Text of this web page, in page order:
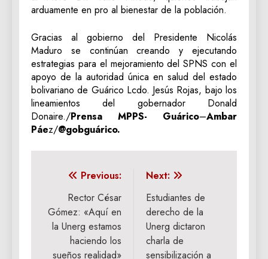
arduamente en pro al bienestar de la población.
Gracias al gobierno del Presidente Nicolás
Maduro se continúan creando y ejecutando
estrategias para el mejoramiento del SPNS con el
apoyo de la autoridad única en salud del estado
bolivariano de Guárico Lcdo. Jesús Rojas, bajo los
lineamientos del gobernador Donald
Donaire./Prensa MPPS- Guárico–Ambar
Páez/@gobguárico.
Navegación
entradas
Previous:
Rector César
Gómez: «Aquí en
la Unerg estamos
haciendo los
sueños realidad»
Next:
Estudiantes de
derecho de la
Unerg dictaron
charla de
sensibilización a